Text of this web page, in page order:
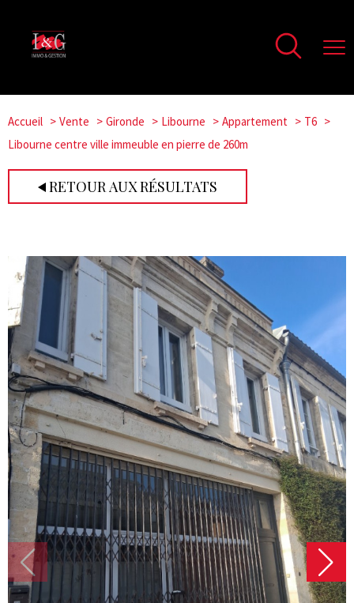
Accueil Vente Gironde Libourne Appartement
T6
Libourne centre ville immeuble en pierre de 260m
RETOUR AUX RÉSULTATS